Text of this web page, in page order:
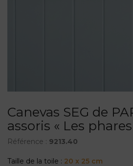
Canevas SEG de
assoris « Les phares
Référence : 9213.40
Taille de la toile : 20 x 25 cm